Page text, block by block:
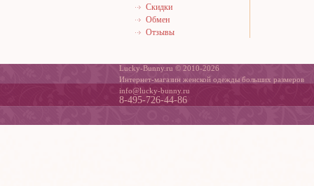
Скидки
Обмен
Отзывы
Lucky-Bunny.ru © 2010-2026
Интернет-магазин женской одежды больших размеров
info@lucky-bunny.ru
8-495-726-44-86